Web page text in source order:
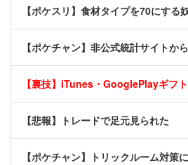
【ポケスリ】食材タイプを70にする
【ポケチャン】非公式統計サイト
【裏技】iTunes・GooglePlayギフ
【悲報】トレードで足元見られた
【ポケチャン】トリックルーム対